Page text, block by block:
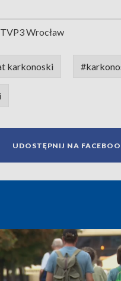
TVP3 Wrocław
karkonoski
UDOSTĘPNIJ NA